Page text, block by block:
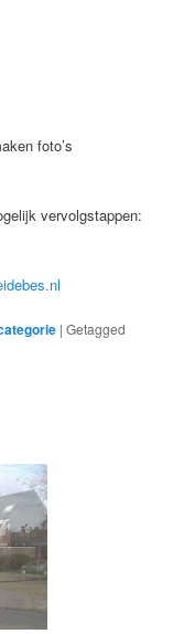
foto’s
vervolgstappen:
|Getagged